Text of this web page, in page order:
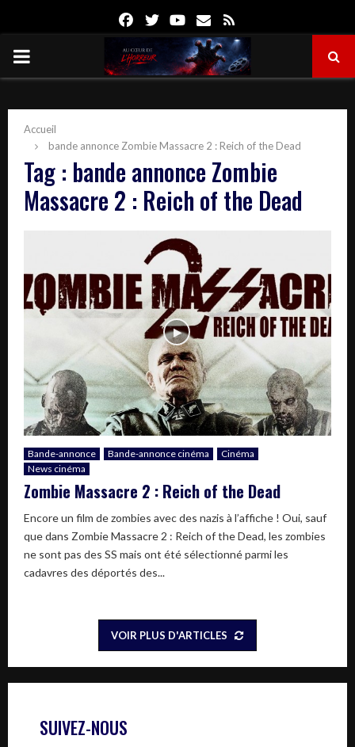
FacebookTwitterYoutube
Email
PRIMARY
Accueil
bande annonce Zombie Massacre 2 : Reich of the Dead
Tag : bande annonce Zombie
Massacre 2 : Reich of the Dead
Bande-annonce Bande-annonce cinéma
Cinéma
News cinéma
Zombie Massacre 2 : Reich of the Dead
Encore un film de zombies avec des nazis à l’affiche ! Oui, sauf
que dans Zombie Massacre 2 : Reich of the Dead, les zombies
ne sont pas des SS mais ont été sélectionné parmi les
cadavres des déportés des...
VOIR PLUS D'ARTICLES
SUIVEZ-NOUS